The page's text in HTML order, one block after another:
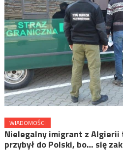
WIADOMOŚCI
Nielegalny imigrant z Algierii
przybył do Polski, bo… się